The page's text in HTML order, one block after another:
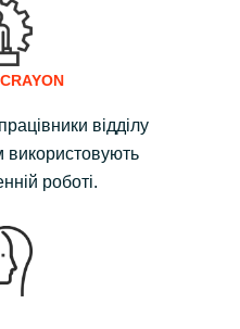
відділу
використовують
роботі.